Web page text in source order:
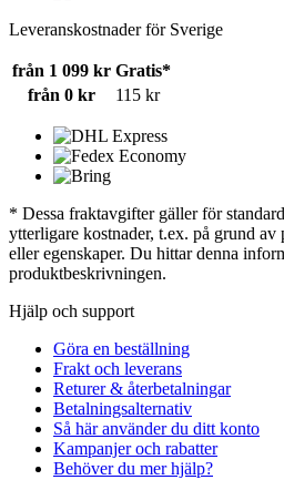
Leveranskostnader för Sverige
från 1 099 kr Gratis*
från 0 kr
115 kr
* Dessa fraktavgifter gäller för
ytterligare kostnader, t.ex. på grund
eller egenskaper. Du hittar denna
produktbeskrivningen.
Hjälp och support
Göra en beställning
Frakt och leverans
Returer & återbetalningar
Betalningsalternativ
Så här använder du ditt konto
Kampanjer och rabatter
Behöver du mer hjälp?